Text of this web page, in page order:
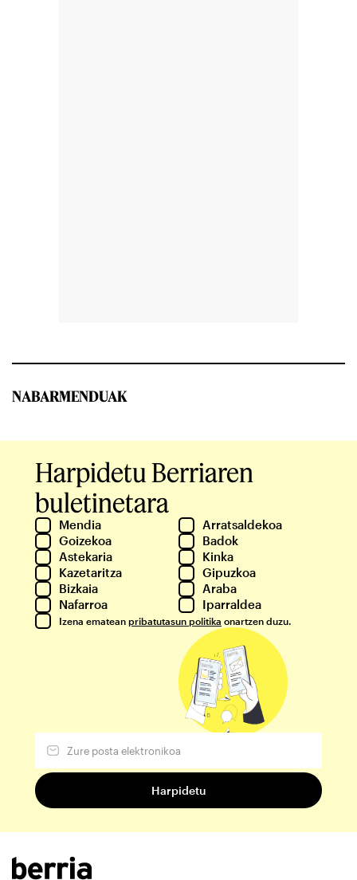
NABARMENDUAK
Harpidetu Berriaren
buletinetara
Mendia
Arratsaldekoa
Goizekoa
Badok
Astekaria
Kinka
Kazetaritza
Gipuzkoa
Bizkaia
Araba
Nafarroa
Iparraldea
Izena ematean pribatutasun politika onartzen duzu.